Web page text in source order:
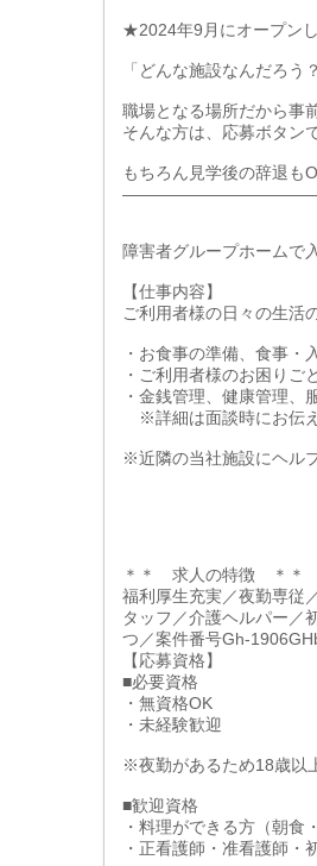
★2024年9月にオープンし
「どんな施設なんだろう
職場となる場所だから事
そんな方は、応募ボタン
もちろん見学後の辞退も
障害者グループホームで
【仕事内容】
ご利用者様の日々の生活
・お食事の準備、食事・
・ご利用者様のお困りご
・金銭管理、健康管理
※詳細は面談時にお伝
※近隣の当社施設にヘル
＊＊ 求人の特徴 ＊＊
福利厚生充実／夜勤専従
タッフ／介護ヘルパー／
つ／案件番号Gh-
【応募資格】
■必要資格
・無資格OK
・未経験歓迎
※夜勤があるため18歳以
■歓迎資格
・料理ができる方（朝食
・正看護師・准看護師